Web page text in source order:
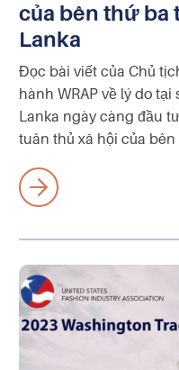
của bên thứ ba
Lanka
Đọc bài viết của Chủ
hành WRAP về lý do tại
Lanka ngày càng đầu
tuân thủ xã hội của